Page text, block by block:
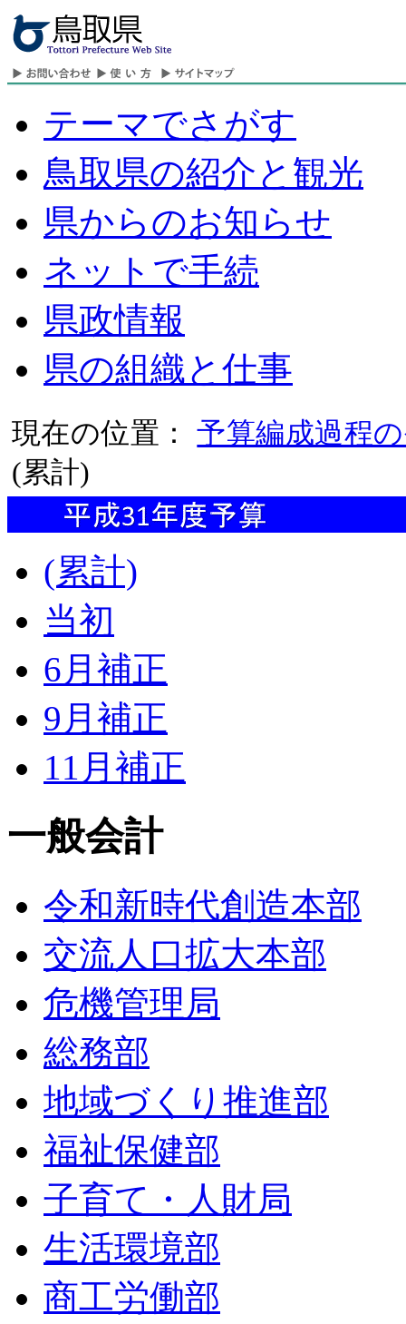
テーマでさがす
鳥取県の紹介と観光
県からのお知らせ
ネットで手続
県政情報
県の組織と仕事
現在の位置：予算編成過程
(累計)
(累計)
当初
6月補正
9月補正
11月補正
一般会計
令和新時代創造本部
交流人口拡大本部
危機管理局
総務部
地域づくり推進部
福祉保健部
子育て・人財局
生活環境部
商工労働部